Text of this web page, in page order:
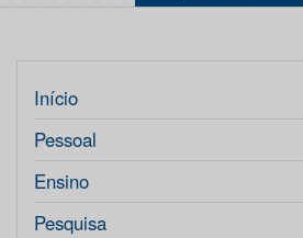
Início
Pessoal
Ensino
Pesquisa